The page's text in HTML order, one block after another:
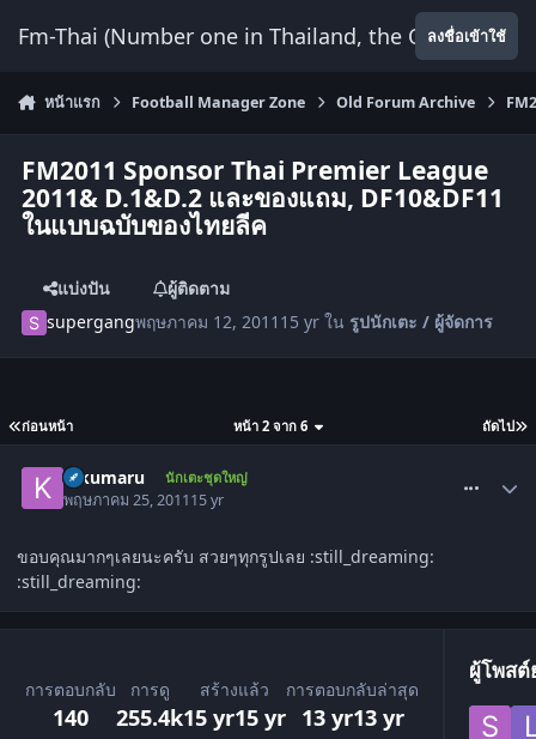
Fm-Thai (Number one in Thailand, the Onlyลงชื่อเข้าใช้
หน้าแรก Football Manager Zone Old Forum Archive
FM2011 Sponsor Thai Premier League
2011& D.1&D.2 และของแถม, DF10&DF11
ในแบบฉบับของไทยลีค
แบ่งปัน
ผู้ติดตาม
supergangพฤษภาคม 12, 2011 15 yr ใน รูปนักเตะ / ผู้จัดการ
ก่อนหน้า ถัดไป
หน้า 2 จาก 6
kikumaru นักเตะชุดใหญ่
พฤษภาคม 25, 201115 yr
ขอบคุณมากๆเลยนะครับ สวยๆทุกรูปเลย :still_dreaming:
:still_dreaming:
การตอบกลับ
140
การดู
255.4k
สร้างแล้ว
15 yr15 yr
การตอบกลับล่าสุด
13 yr13 yr
ผู้โพส